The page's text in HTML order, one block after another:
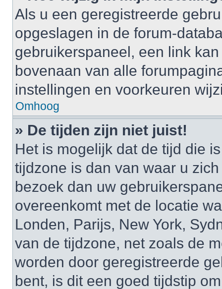
Als u een geregistreerde
opgeslagen in de forum-
gebruikerspaneel, een link
bovenaan van alle
instellingen en voorkeuren
Omhoog
» De tijden zijn niet juist!
Het is mogelijk dat de tijd die
tijdzone is dan van waar u
bezoek dan uw
overeenkomt met de locatie
Londen, Parijs, New York,
van de tijdzone, net zoals de
worden door geregistreerde
bent, is dit een goed tijdstip